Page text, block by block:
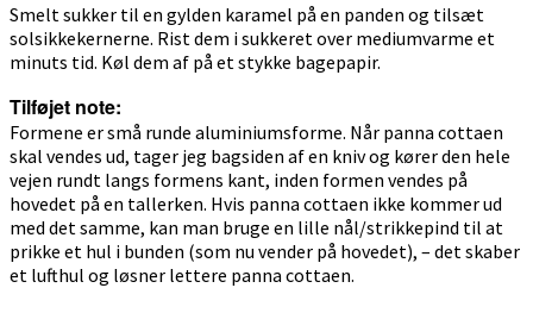
Smelt sukker til en gylden karamel på en panden og tilsæt
solsikkekernerne. Rist dem i sukkeret over mediumvarme et
minuts tid. Køl dem af på et stykke bagepapir.
Tilføjet note:
Formene er små runde aluminiumsforme. Når panna cottaen
skal vendes ud, tager jeg bagsiden af en kniv og kører den hele
vejen rundt langs formens kant, inden formen vendes på
hovedet på en tallerken. Hvis panna cottaen ikke kommer ud
med det samme, kan man bruge en lille nål/strikkepind til at
prikke et hul i bunden (som nu vender på hovedet), – det skaber
et lufthul og løsner lettere panna cottaen.